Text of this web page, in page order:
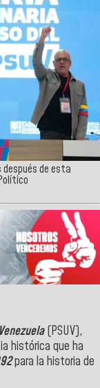
de esta
(PSUV),
histórica que ha
para la historia de